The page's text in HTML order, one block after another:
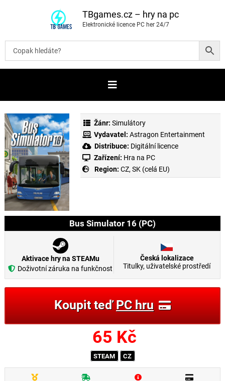
t
b
TBgames.cz – hry na pc
Elektronické licence PC her 24/7
Žánr: Simulátory
Vydavatel: Astragon Entertainment
Distribuce: Digitální licence
Zařízení: Hra na PC
Region: CZ, SK (celá EU)
Bus Simulator 16 (PC)
Aktivace hry na STEAMu
Doživotní záruka na funkčnost
Česká lokalizace
Titulky, uživatelské prostředí
Koupit teďPC hru
65 Kč
STEAM CZ